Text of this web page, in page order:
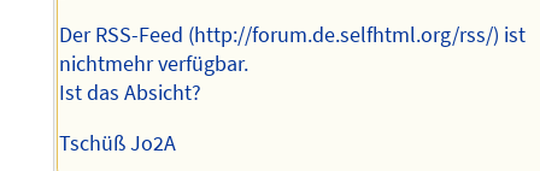
Der RSS-Feed (http://forum.de.selfhtml.org/rss/) ist
nichtmehr verfügbar.
Ist das Absicht?
Tschüß Jo2A